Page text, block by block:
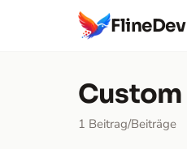
FlineDev
Custom
1 Beitrag/Beiträge